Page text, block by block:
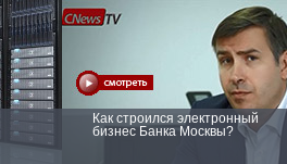
Как строился электронный
бизнес Банка Москвы?